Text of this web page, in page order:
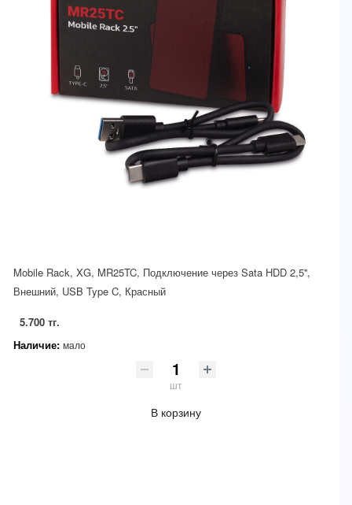
Mobile Rack, XG, MR25TC, Подключение через Sata HDD 2,5'',
Внешний, USB Type C, Красный
5.700 тг.
Наличие: мало
шт
В корзину